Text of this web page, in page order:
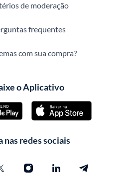
de moderação
frequentes
com sua compra?
o Aplicativo
nas redes sociais